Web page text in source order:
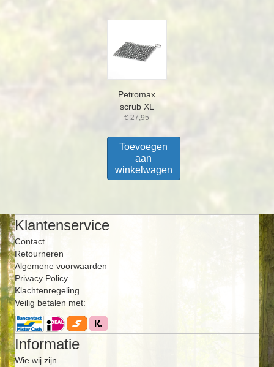
Petromax
scrub XL
€ 27,95
Toevoegen
aan
winkelwagen
Klantenservice
Contact
Retourneren
Algemene voorwaarden
Privacy Policy
Klachtenregeling
Veilig betalen met:
Informatie
Wie wij zijn